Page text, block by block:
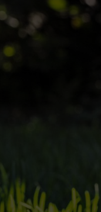
desorganizado e
propenso à
para manter o
a relva.
se não for pisado,
mais